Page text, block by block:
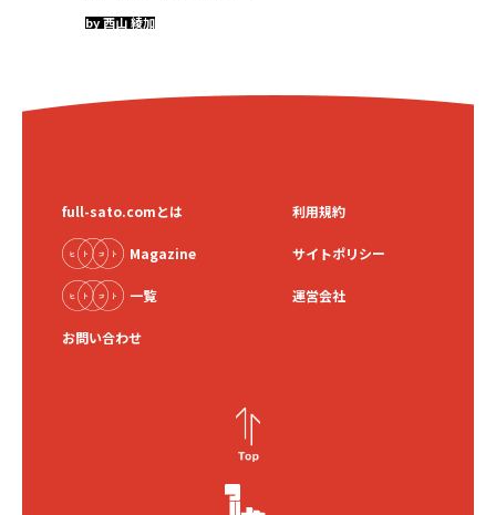
by 西山 綾加
full-sato.comとは
Magazine
一覧
お問い合わせ
利用規約
サイトポリシー
運営会社